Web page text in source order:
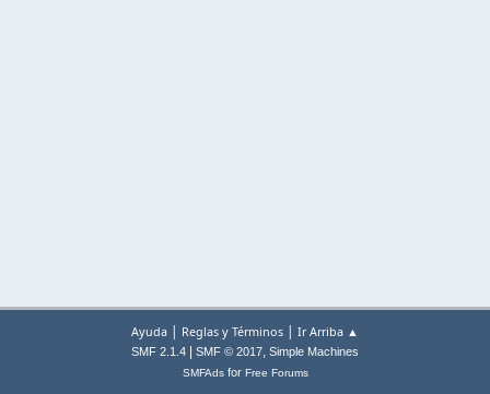
Ayuda | Reglas y Términos | Ir Arriba ▲
SMF 2.1.4 SMF © 2017, Simple Machines
SMFAdsfor Free Forums